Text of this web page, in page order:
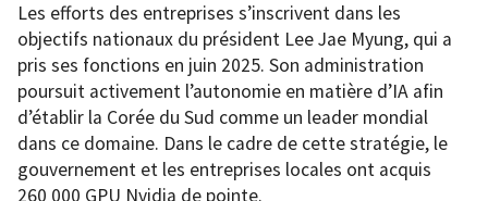
Les efforts des entreprises s’inscrivent dans les
objectifs nationaux du président Lee Jae Myung, qui a
pris ses fonctions en juin 2025. Son administration
poursuit activement l’autonomie en matière d’IA afin
d’établir la Corée du Sud comme un leader mondial
dans ce domaine. Dans le cadre de cette stratégie, le
gouvernement et les entreprises locales ont acquis
260 000 GPU Nvidia de pointe.